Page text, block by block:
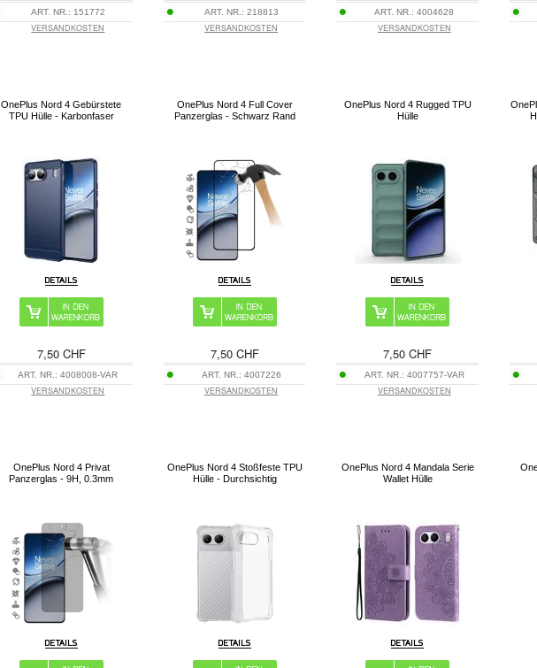
ART. NR.: 151772
VERSANDKOSTEN
ART. NR.: 218813
VERSANDKOSTEN
ART. NR.:4004628
VERSANDKOSTEN
OnePlus Nord 4 Gebürstete
TPU Hülle - Karbonfaser
7,50 CHF
ART. NR.:4008008-VAR
VERSANDKOSTEN
OnePlus Nord 4 Full Cover
Panzerglas - Schwarz Rand
7,50 CHF
ART. NR.: 4007226
VERSANDKOSTEN
OnePlus Nord 4 Rugged TPU
Hülle
7,50 CHF
ART. NR.: 4007757-VAR
VERSANDKOSTEN
OnePlus Nord 4 Privat
Panzerglas - 9H, 0.3mm
OnePlus Nord 4 Stoßfeste TPU
Hülle - Durchsichtig
OnePlus Nord 4 Mandala Serie
Wallet Hülle